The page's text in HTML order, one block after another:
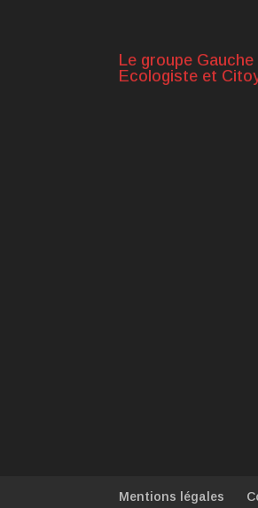
Le groupe
Ecologiste et
Mentions légales